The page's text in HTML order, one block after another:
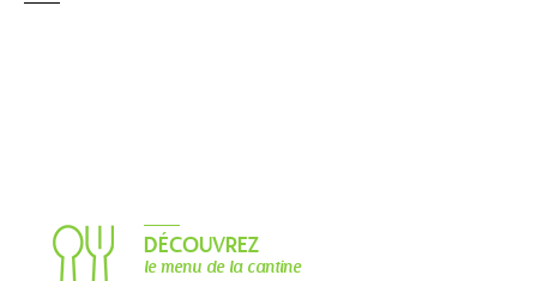
DÉCOUVREZ
le menu de la cantine